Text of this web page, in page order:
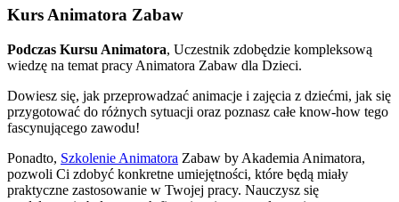
Kurs Animatora Zabaw
Podczas Kursu Animatora, Uczestnik zdobędzie kompleksową
wiedzę na temat pracy Animatora Zabaw dla Dzieci.
Dowiesz się, jak przeprowadzać animacje i zajęcia z dziećmi, jak się
przygotować do różnych sytuacji oraz poznasz całe know-how tego
fascynującego zawodu!
Ponadto, Szkolenie Animatora Zabaw by Akademia Animatora,
pozwoli Ci zdobyć konkretne umiejętności, które będą miały
praktyczne zastosowanie w Twojej pracy. Nauczysz się